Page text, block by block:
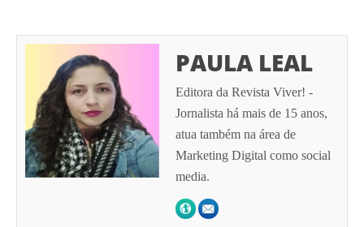
PAULA LEAL
Editora da Revista Viver! -
Jornalista há mais de 15 anos,
atua também na área de
Marketing Digital como social
media.